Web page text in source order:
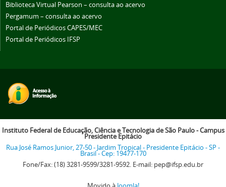
Biblioteca Virtual Pearson – consulta ao acervo
Pergamum – consulta ao acervo
Portal de Periódicos CAPES/MEC
Portal de Periódicos IFSP
Instituto Federal de Educação, Ciência e Tecnologia de São Paulo - Campus
Presidente Epitácio
Rua José Ramos Junior, 27-50 - Jardim Tropical - Presidente Epitácio - SP -
Brasil - Cep: 19477-170
Fone/Fax: (18) 3281-9599/3281-9592. E-mail: pep@ifsp.edu.br